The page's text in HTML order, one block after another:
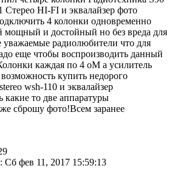
Стерео HI-FI и эквалайзер фото
4 колонки одновременно
мощный и достойный но без вреда для
уважаемые радиолюбители что для
еще чтобы воспроизводить данный
каждая по 4 оМ а усилитель
купить недорого
wsh-110 и эквалайзер
какие то две аппаратуры
сброшу фото!Всем заранее
Сб фев 11, 2017 15:59:13